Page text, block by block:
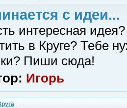
с идеи...
интересная
в Круге? Тебе
Пиши сюда!
Игорь